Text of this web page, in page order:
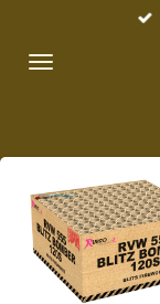
naar